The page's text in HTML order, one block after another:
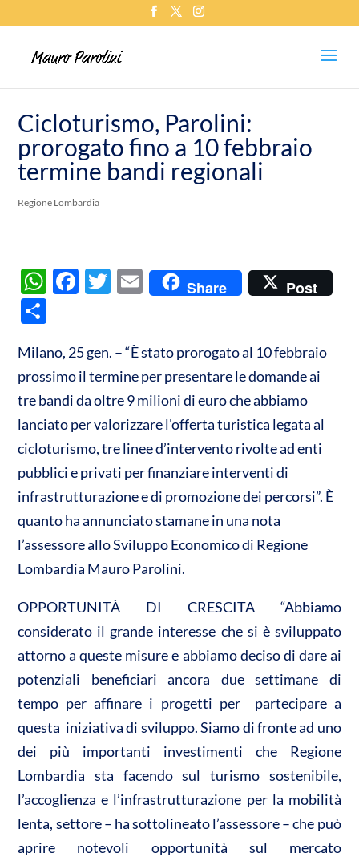
Cicloturismo, Parolini:
prorogato fino a 10 febbraio
termine bandi regionali
Regione Lombardia
W
s
A
p
p
F
b
o
o
k
T
er
E
Share Post
n
di
vi
di
Milano, 25 gen. – “È stato prorogato al 10 febbraio
prossimo il termine per presentare le domande ai
tre bandi da oltre 9 milioni di euro che abbiamo
lanciato per valorizzare l'offerta turistica legata al
cicloturismo, tre linee d’intervento rivolte ad enti
pubblici e privati per finanziare interventi di
infrastrutturazione e di promozione dei percorsi”. È
quanto ha annunciato stamane in una nota
l’assessore allo Sviluppo Economico di Regione
Lombardia Mauro Parolini.
OPPORTUNITÀ DI CRESCITA “Abbiamo
considerato il grande interesse che si è sviluppato
attorno a queste misure e abbiamo deciso di dare ai
potenziali beneficiari ancora due settimane di
tempo per affinare i progetti per partecipare a
questa iniziativa di sviluppo. Siamo di fronte ad uno
dei più importanti investimenti che Regione
Lombardia sta facendo sul turismo sostenibile,
l’accoglienza e l’infrastrutturazione per la mobilità
lenta, settore – ha sottolineato l’assessore – che può
aprire notevoli opportunità sul mercato